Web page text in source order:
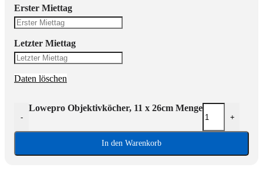
Erster Miettag
Letzter Miettag
Daten löschen
-
Lowepro Objektivköcher, 11 x 26cm Menge
+
In den Warenkorb